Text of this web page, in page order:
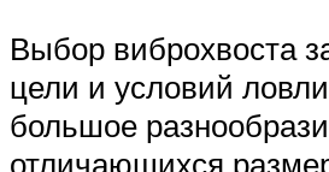
Выбор виброхвоста
цели и условий
большое
отличающихся